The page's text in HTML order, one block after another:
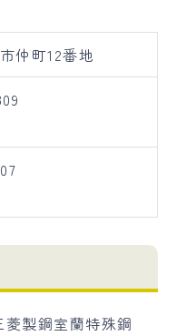
仲町12番地
製鋼室蘭特殊鋼